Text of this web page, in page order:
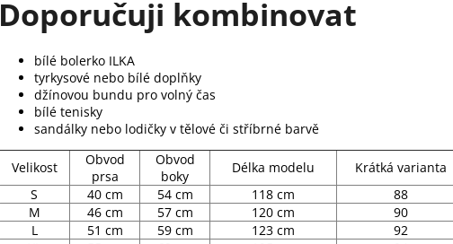
Doporučuji kombinovat
bílé bolerko ILKA
tyrkysové nebo bílé doplňky
džínovou bundu pro volný čas
bílé tenisky
sandálky nebo lodičky v tělové či stříbrné barvě
Velikost
Obvod
prsa
Obvod
boky
Délka modelu
Krátká varianta
S
40 cm 54 cm 118 cm
88
M
46 cm 57 cm 120 cm
90
L
51 cm 59 cm 123 cm
92